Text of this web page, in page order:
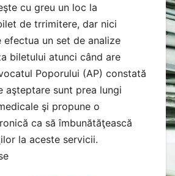
cu greu un loc la
de trrimitere, dar nici
efectua un set de analize
biletului atunci când are
Poporului (AP) constată
aşteptare sunt prea lungi
şi propune o
ca să îmbunătăţească
la aceste servicii.